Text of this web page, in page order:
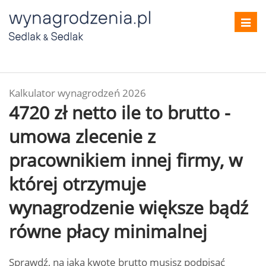
Kalkulator wynagrodzeń 2026
4720 zł netto ile to brutto -
umowa zlecenie z
pracownikiem innej firmy, w
której otrzymuje
wynagrodzenie większe bądź
równe płacy minimalnej
Sprawdź, na jaką kwotę brutto musisz podpisać